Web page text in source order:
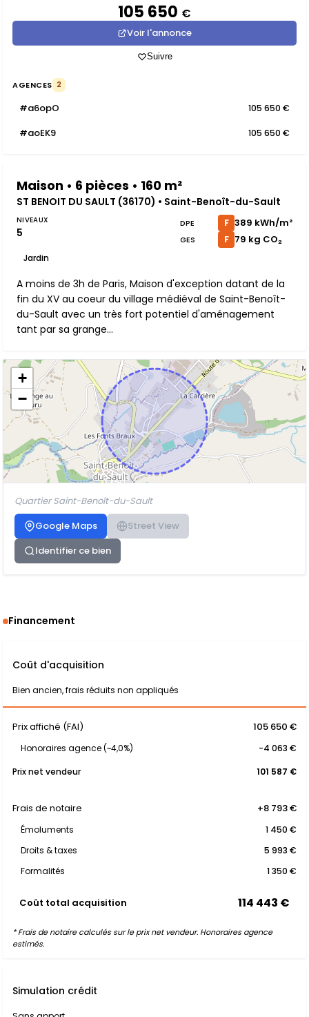
105 650 €
Voir l'annonce
Suivre
AGENCES 2
#a6opO 105 650 €
#aoEK9 105 650 €
Maison • 6 pièces • 160 m²
ST BENOIT DU SAULT (36170) • Saint-Benoît-du-Sault
NIVEAUX
5
Jardin
DPE F 389 kWh/m²
GES F 79 kg CO₂
A moins de 3h de Paris, Maison d'exception datant de la
fin du XV au coeur du village médiéval de Saint-Benoît-
du-Sault avec un très fort potentiel d'aménagement
tant par sa grange...
+
−
Quartier Saint-Benoît-du-Sault
Google Maps
Street View
Identifier ce bien
Financement
Coût d'acquisition
Bien ancien, frais réduits non appliqués
Prix affiché (FAI) 105 650 €
Honoraires agence (~4,0%)
-4 063 €
Prix net vendeur
101 587 €
Frais de notaire +8 793 €
Émoluments
1 450 €
Droits & taxes
5 993 €
Formalités
1 350 €
Coût total acquisition 114 443 €
* Frais de notaire calculés sur le prix net vendeur. Honoraires agence
estimés.
Simulation crédit